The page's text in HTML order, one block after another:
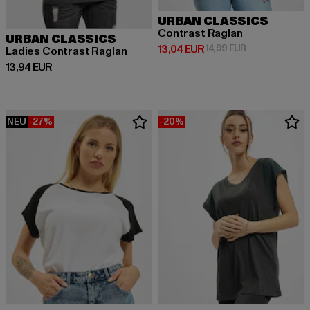
URBAN CLASSICS
Ladies Contrast Raglan
13,94 EUR
Derzeitiger Preis: 13,94 EUR
URBAN CLASSICS
Contrast Raglan
13,04 EUR
Derzeitiger Preis: 13,04 EUR
14,99 EURAktionspreis:
NEU -27% -20%